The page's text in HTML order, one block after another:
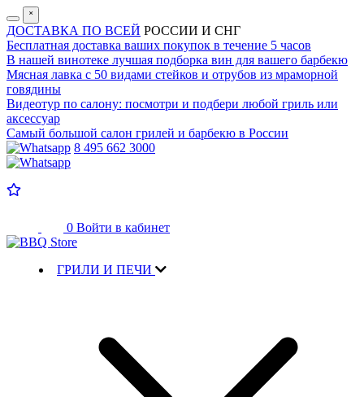
˟
ДОСТАВКА ПО ВСЕЙ РОССИИ И СНГ
Бесплатная доставка ваших покупок в течение 5 часов
В нашей винотеке лучшая подборка вин для вашего барбекю
Мясная лавка с 50 видами стейков и отрубов из мраморной
говядины
Видеотур по салону: посмотри и подбери любой гриль или
аксессуар
Самый большой салон грилей и барбекю в России
8 495 662 3000
0 Войти в кабинет
ГРИЛИ И ПЕЧИ